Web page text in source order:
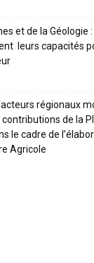
et de la Géologie
leurs capacités
acteurs régionaux
de la
le cadre de
Agricole